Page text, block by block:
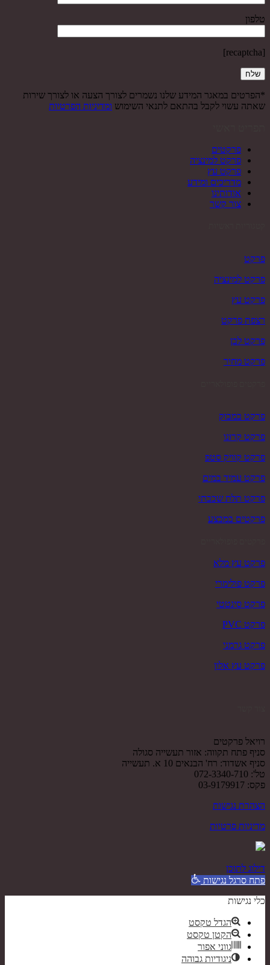
טלפון
[recaptcha]
*הפרטים במאגר המידע שלנו נשמרים לצורך הצעה או לצורך שירות
שאתה עשוי לקבל בהתאם לתנאי השימוש ומדיניות הפרטיות
פרקטים
פרקט למינציה
פרקט עץ
מדריכים ומידע
אודותינו
צור קשר
פרקט
פרקט למינציה
פרקט עץ
רצפת פרקט
פרקט לבן
פרקט מחיר
פרקט במבוק
פרקט קרונו
פרקט קוויק סטפ
פרקט עמיד במים
פרקט תלת שכבתי
פרקטים במבצע
פרקט עץ מלא
פרקט פולימרי
פרקט סינטטי
פרקט PVC
פרקט גרמני
פרקט עץ אלון
רויאל פרקטים
סניף פתח תקווה: אזור תעשייה סגולה
סניף אשדוד: רח' הבנאים 10 א. תעשייה
טל': 072-3340-710
פקס: 03-9179917
הצהרת נגישות
מדיניות פרטיות
דילוג לתוכן
פתח סרגל נגישות
כלי נגישות
הגדל טקסט
הקטן טקסט
גווני אפור
ניגודיות גבוהה